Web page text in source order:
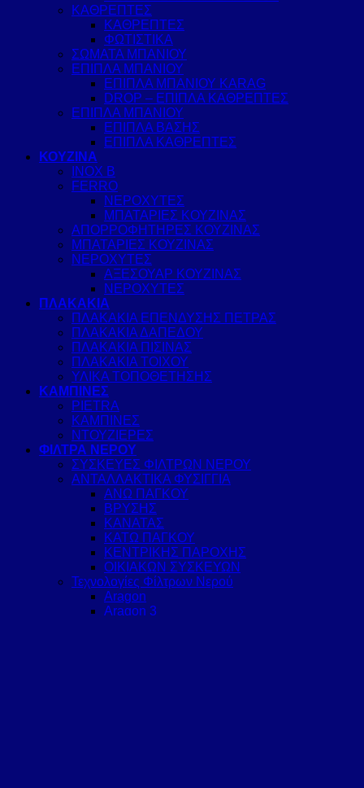
ΚΑΘΡΕΠΤΕΣ
ΚΑΘΡΕΠΤΕΣ
ΦΩΤΙΣΤΙΚΑ
ΣΩΜΑΤΑ ΜΠΑΝΙΟΥ
ΕΠΙΠΛΑ ΜΠΑΝΙΟΥ
ΕΠΙΠΛΑ ΜΠΑΝΙΟΥ KARAG
DROP – ΕΠΙΠΛΑ ΚΑΘΡΕΠΤΕΣ
ΕΠΙΠΛΑ ΜΠΑΝΙΟΥ
ΕΠΙΠΛΑ ΒΑΣΗΣ
ΕΠΙΠΛΑ ΚΑΘΡΕΠΤΕΣ
ΚΟΥΖΙΝΑ
INOX B
FERRO
ΝΕΡΟΧΥΤΕΣ
ΜΠΑΤΑΡΙΕΣ ΚΟΥΖΙΝΑΣ
ΑΠΟΡΡΟΦΗΤΗΡΕΣ ΚΟΥΖΙΝΑΣ
ΜΠΑΤΑΡΙΕΣ ΚΟΥΖΙΝΑΣ
ΝΕΡΟΧΥΤΕΣ
ΑΞΕΣΟΥΑΡ ΚΟΥΖΙΝΑΣ
ΝΕΡΟΧΥΤΕΣ
ΠΛΑΚΑΚΙΑ
ΠΛΑΚΑΚΙΑ ΕΠΕΝΔΥΣΗΣ ΠΕΤΡΑΣ
ΠΛΑΚΑΚΙΑ ΔΑΠΕΔΟΥ
ΠΛΑΚΑΚΙΑ ΠΙΣΙΝΑΣ
ΠΛΑΚΑΚΙΑ ΤΟΙΧΟΥ
ΥΛΙΚΑ ΤΟΠΟΘΕΤΗΣΗΣ
ΚΑΜΠΙΝΕΣ
PIETRA
ΚΑΜΠΙΝΕΣ
ΝΤΟΥΖΙΕΡΕΣ
ΦΙΛΤΡΑ ΝΕΡΟΥ
ΣΥΣΚΕΥΕΣ ΦΙΛΤΡΩΝ ΝΕΡΟΥ
ΑΝΤΑΛΛΑΚΤΙΚΑ ΦΥΣΙΓΓΙΑ
ΑΝΩ ΠΑΓΚΟΥ
ΒΡΥΣΗΣ
ΚΑΝΑΤΑΣ
ΚΑΤΩ ΠΑΓΚΟΥ
ΚΕΝΤΡΙΚΗΣ ΠΑΡΟΧΗΣ
ΟΙΚΙΑΚΩΝ ΣΥΣΚΕΥΩΝ
Τεχνολογίες Φίλτρων Νερού
Aragon
Aragon 3